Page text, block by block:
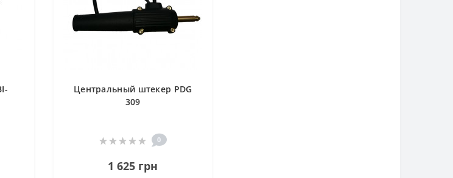
Центральный штекер PDG
309
0
1 625 грн